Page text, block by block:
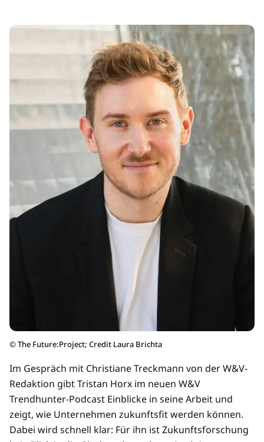
©The Future:Project; Credit Laura Brichta
Im Gespräch mit Christiane Treckmann von der W&V-
Redaktion gibt Tristan Horx im neuen W&V
Trendhunter-Podcast Einblicke in seine Arbeit und
zeigt, wie Unternehmen zukunftsfit werden können.
Dabei wird schnell klar: Für ihn ist Zukunftsforschung